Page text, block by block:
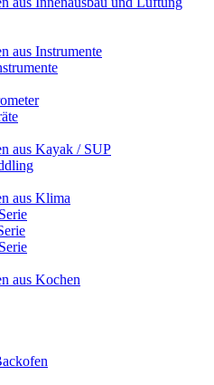
aus Instrumente
aus Kayak / SUP
aus Klima
aus Kochen